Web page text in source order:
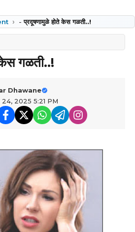
-प्रदूषणामुळे होते केस गळती..!
गळती..!
Dhawane
2025 5:21 PM